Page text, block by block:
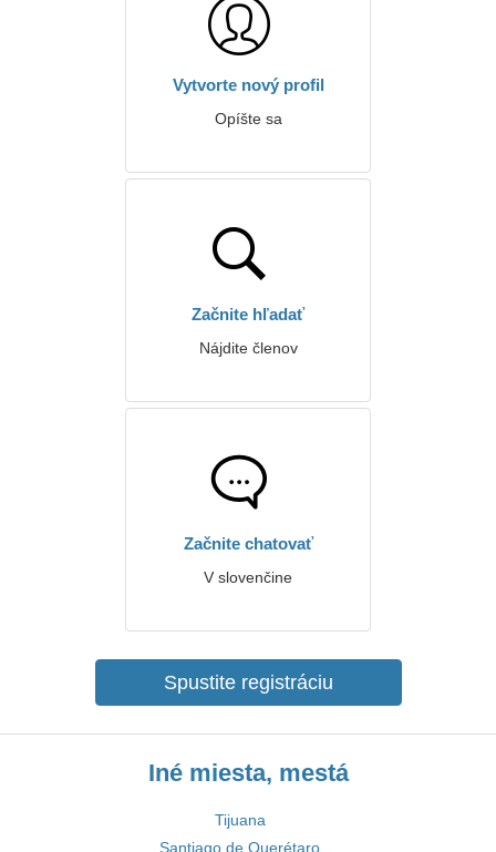
Vytvorte nový profil
Opíšte sa
Začnite hľadať
Nájdite členov
Začnite chatovať
V slovenčine
Spustite registráciu
Iné miesta, mestá
Tijuana
Santiago de Querétaro